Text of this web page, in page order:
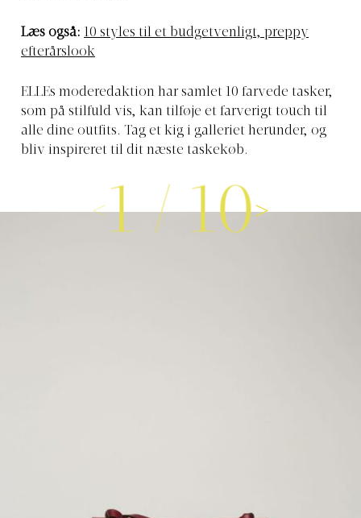
Læs også: 10 styles til et budgetvenligt, preppy
efterårslook
ELLEs moderedaktion har samlet 10 farvede tasker,
som på stilfuld vis, kan tilføje et farverigt touch til
alle dine outfits. Tag et kig i galleriet herunder, og
bliv inspireret til dit næste taskekøb.
1/10